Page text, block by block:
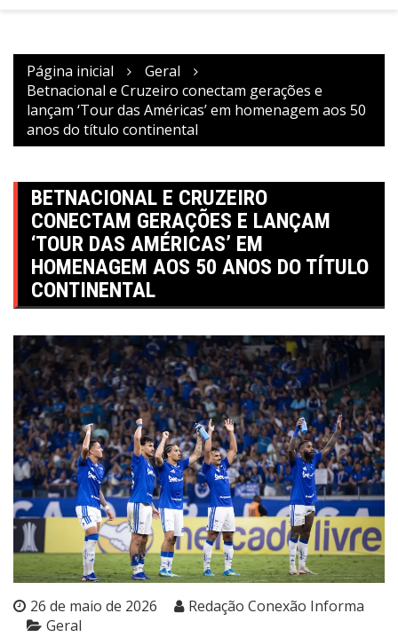
Página inicial
Geral
Betnacional e Cruzeiro conectam gerações e
lançam ‘Tour das Américas’ em homenagem aos 50
anos do título continental
BETNACIONAL E CRUZEIRO
CONECTAM GERAÇÕES E LANÇAM
‘TOUR DAS AMÉRICAS’ EM
HOMENAGEM AOS 50 ANOS DO TÍTULO
CONTINENTAL
26 de maio de 2026
Redação Conexão Informa
Geral